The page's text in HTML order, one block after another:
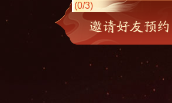
(0/3)